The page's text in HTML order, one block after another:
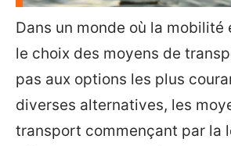
Dans un monde où la mobilité
le choix des moyens de
pas aux options les plus
diverses alternatives, les
transport commençant par la